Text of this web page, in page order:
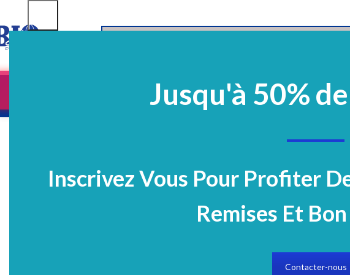
Jusqu'à 50%
Inscrivez Vous Pour Profiter
Remises Et
Contacter-nous
EquipementsEQ Médico-Dentaires PrélèvementPlastique Et